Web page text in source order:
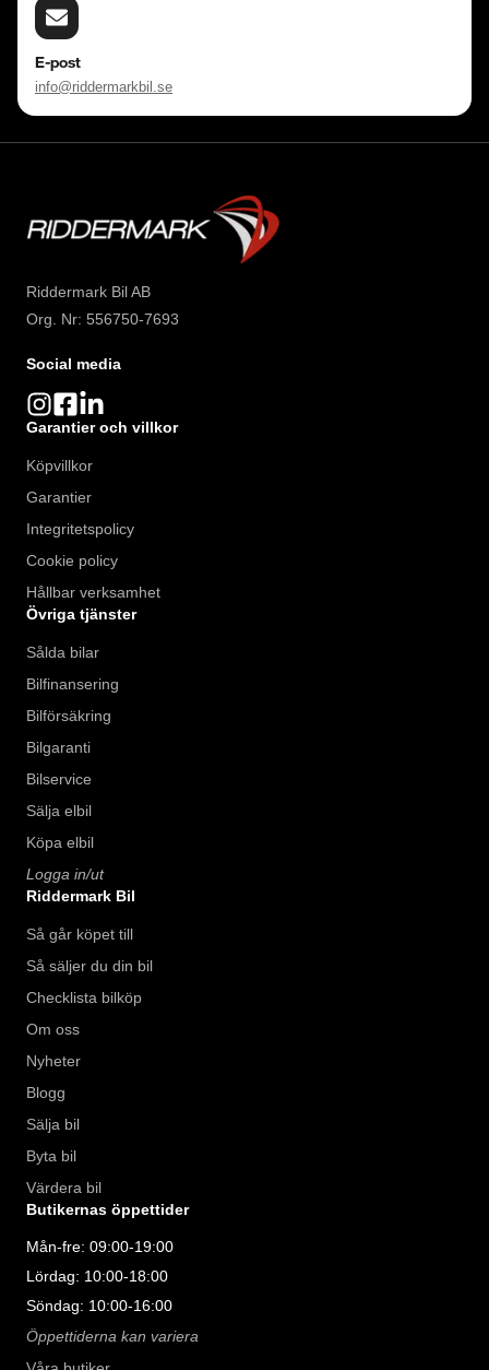
E-post
info@riddermarkbil.se
Riddermark Bil AB
Org. Nr: 556750-7693
Social media
Garantier och villkor
Köpvillkor
Garantier
Integritetspolicy
Cookie policy
Hållbar verksamhet
Övriga tjänster
Sålda bilar
Bilfinansering
Bilförsäkring
Bilgaranti
Bilservice
Sälja elbil
Köpa elbil
Logga in/ut
Riddermark Bil
Så går köpet till
Så säljer du din bil
Checklista bilköp
Om oss
Nyheter
Blogg
Sälja bil
Byta bil
Värdera bil
Butikernas öppettider
Mån-fre: 09:00-19:00
Lördag: 10:00-18:00
Söndag: 10:00-16:00
Öppettiderna kan variera